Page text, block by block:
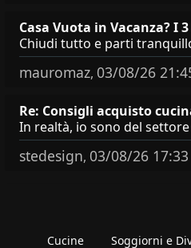
Casa Vuota in Vacanza? I
mauromaz, 03/08/26
Re: Consigli acquisto
stedesign, 03/08/26 17:33
Cucine Soggiorni e